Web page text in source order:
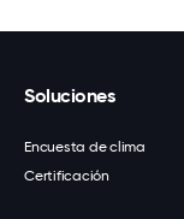
Soluciones
Encuesta de clima
Certificación